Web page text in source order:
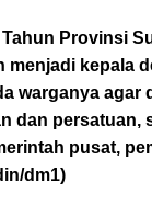
Provinsi
menjadi kepala
warganya agar
dan persatuan,
pusat,
dm1)